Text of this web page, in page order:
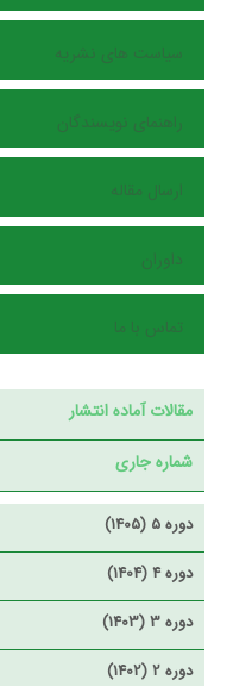
سیاست های نشریه
راهنمای نویسندگان
ارسال مقاله
داوران
تماس با ما
مقالات آماده انتشار
شماره جاری
دوره 5 (1405)
دوره 4 (1404)
دوره 3 (1403)
دوره 2 (1402)